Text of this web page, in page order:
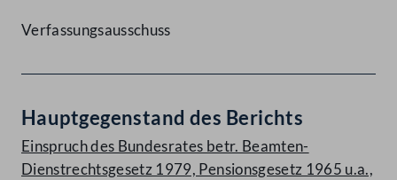
Verfassungsausschuss
Hauptgegenstand des Berichts
Einspruch des Bundesrates betr. Beamten-
Dienstrechtsgesetz 1979, Pensionsgesetz 1965 u.a.,